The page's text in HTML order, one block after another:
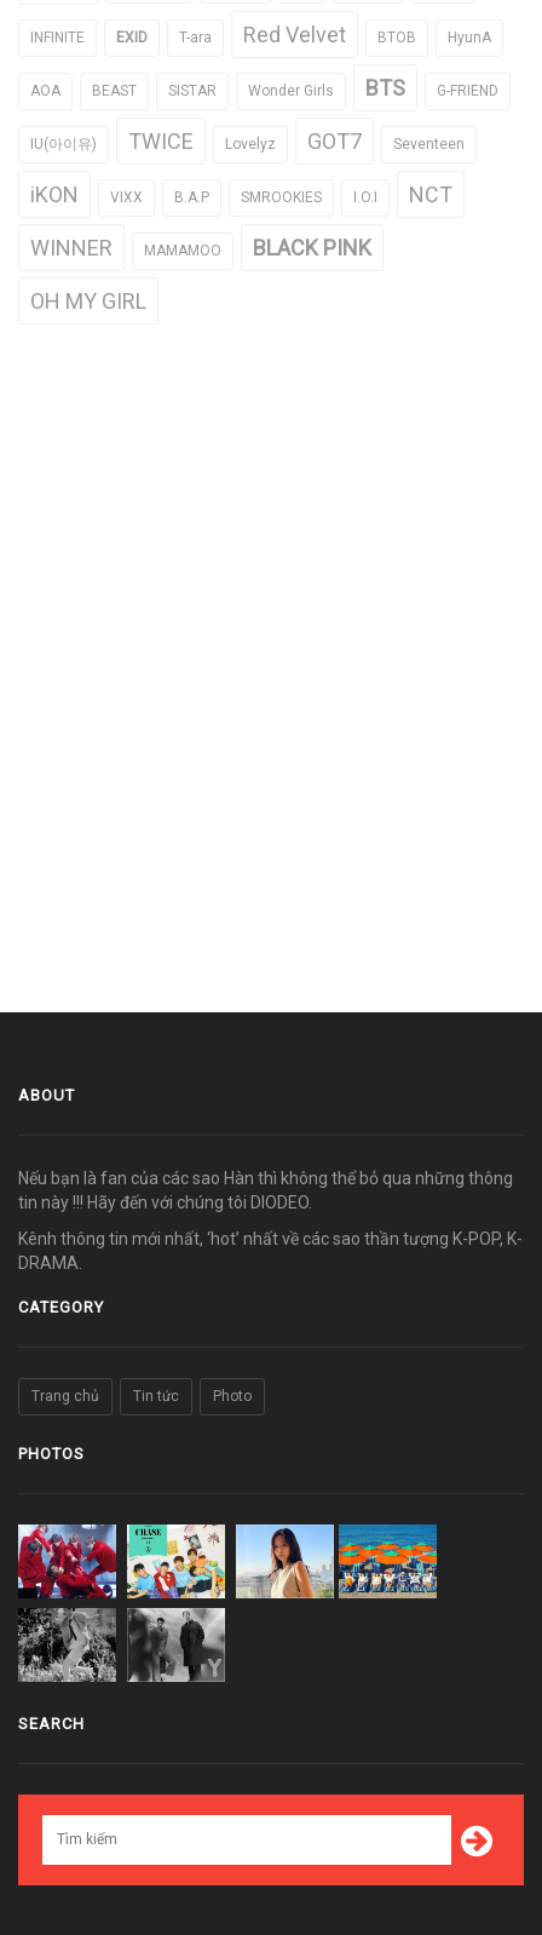
INFINITE EXID T-ara Red Velvet BTOB HyunA
AOA BEAST SISTAR Wonder Girls BTS G-FRIEND
IU(아이유) TWICE Lovelyz GOT7 Seventeen
iKON VIXX B.A.P SMROOKIES I.O.I NCT
WINNER MAMAMOO BLACK PINK
OH MY GIRL
ABOUT
Nếu bạn là fan của các sao Hàn thì không thể bỏ qua những thông
tin này !!! Hãy đến với chúng tôi DIODEO.
Kênh thông tin mới nhất, ‘hot’ nhất về các sao thần tượng K-POP, K-
DRAMA.
CATEGORY
Trang chủ Tin tức Photo
PHOTOS
SEARCH